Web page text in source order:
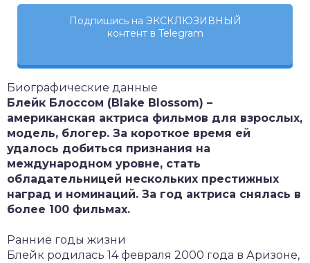
Подпишись на ЭКСКЛЮЗИВНЫЙ
контент в Telegram
Биографические данные
Блейк Блоссом (Blake Blossom) –
американская актриса фильмов для взрослых,
модель, блогер. За короткое время ей
удалось добиться признания на
международном уровне, стать
обладательницей нескольких престижных
наград и номинаций. За год актриса снялась в
более 100 фильмах.
Ранние годы жизни
Блейк родилась 14 февраля 2000 года в Аризоне,